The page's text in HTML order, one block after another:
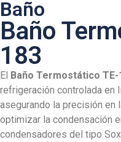
Baño
Baño
183
El Baño Termostático TE-
refrigeración controlada en
asegurando la precisión en
optimizar la condensación
condensadores del tipo